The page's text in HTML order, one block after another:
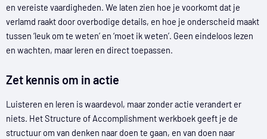
en vereiste vaardigheden. We laten zien hoe je voorkomt dat je
verlamd raakt door overbodige details, en hoe je onderscheid maakt
tussen ‘leuk om te weten’ en ‘moet ik weten’. Geen eindeloos lezen
en wachten, maar leren en direct toepassen.
Zet kennis om in actie
Luisteren en leren is waardevol, maar zonder actie verandert er
niets. Het Structure of Accomplishment werkboek geeft je de
structuur om van denken naar doen te gaan, en van doen naar